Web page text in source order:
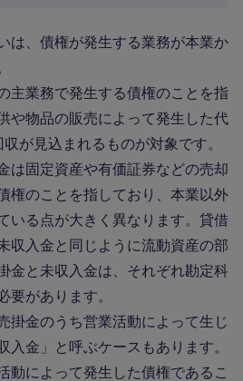
は、債権が発生する業務が本業か
主業務で発生する債権のことを指
や物品の販売によって発生した代
が見込まれるものが対象です。
は固定資産や有価証券などの売却
権のことを指しており、本業以外
いる点が大きく異なります。貸借
収入金と同じように流動資産の部
金と未収入金は、それぞれ勘定科
要があります。
掛金のうち営業活動によって生じ
入金」と呼ぶケースもあります。
動によって発生した債権であるこ